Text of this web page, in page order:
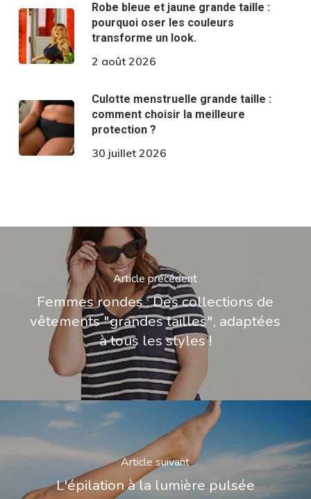
Robe bleue et jaune grande taille :
pourquoi oser les couleurs
transforme un look.
2 août 2026
Culotte menstruelle grande taille :
comment choisir la meilleure
protection ?
30 juillet 2026
Article précédent
Femmes rondes : Des collections de
vêtements "grandes tailles", adaptées
à tous les styles !
Article suivant
L'épilation à la lumière pulsée